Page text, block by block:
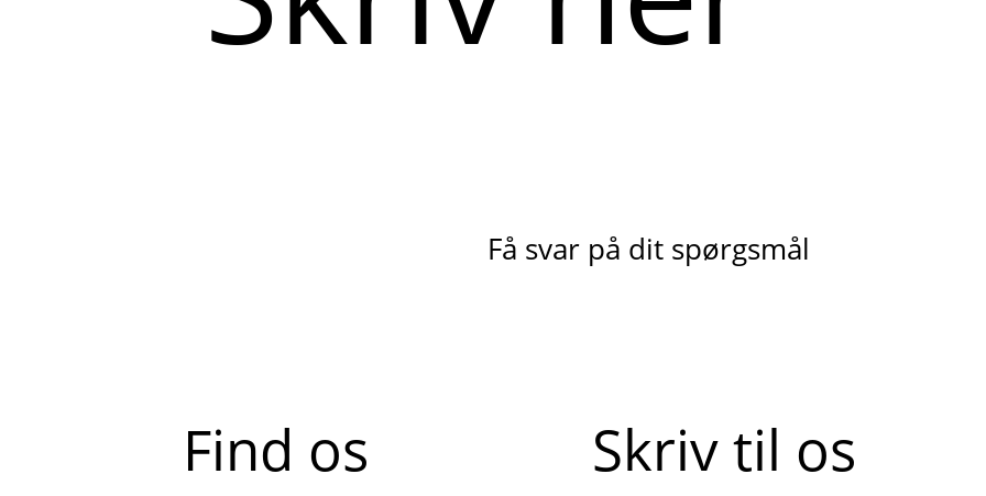
Få svar på dit spørgsmål
Find os Skriv til os